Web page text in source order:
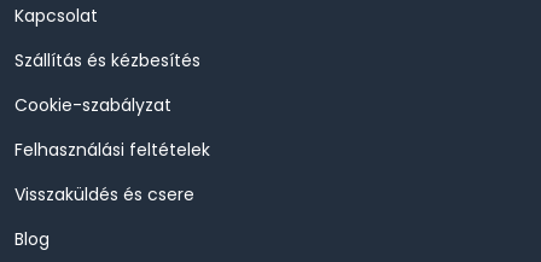
Kapcsolat
Szállítás és kézbesítés
Cookie-szabályzat
Felhasználási feltételek
Visszaküldés és csere
Blog